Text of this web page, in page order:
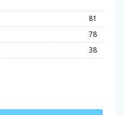
81
78
38